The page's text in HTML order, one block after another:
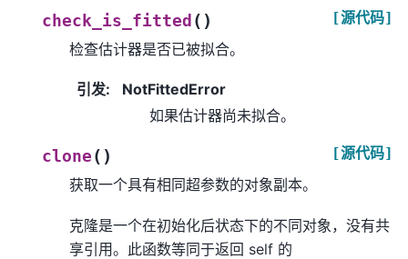
check_is_fitted ( ) [源代码]
检查估计器是否已被拟合。
引发:
NotFittedError
如果估计器尚未拟合。
clone ( ) [源代码]
获取一个具有相同超参数的对象副本。
克隆是一个在初始化后状态下的不同对象，没有共
享引用。此函数等同于返回 self 的